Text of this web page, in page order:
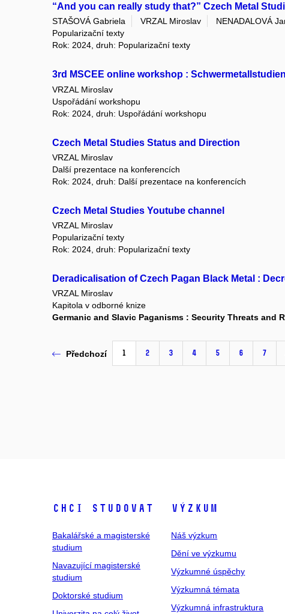
“And you can really study that?” Czech Metal
STAŠOVÁ Gabriela VRZAL Miroslav NENADALOVÁ
Popularizační texty
Rok: 2024, druh: Popularizační texty
3rd MSCEE online workshop :
VRZAL Miroslav
Uspořádání workshopu
Rok: 2024, druh: Uspořádání workshopu
Czech Metal Studies Status and Direction
VRZAL Miroslav
Další prezentace na konferencích
Rok: 2024, druh: Další prezentace na konferencích
Czech Metal Studies Youtube channel
VRZAL Miroslav
Popularizační texty
Rok: 2024, druh: Popularizační texty
Deradicalisation of Czech Pagan Black Metal :
VRZAL Miroslav
Kapitola v odborné knize
Germanic and Slavic Paganisms : Security Threats and
Předchozí 1 2 3 4 5 6 7
Chci studovat
Bakalářské a magisterské
studium
Navazující magisterské
studium
Doktorské studium
Výzkum
Náš výzkum
Dění ve výzkumu
Výzkumné úspěchy
Výzkumná témata
Výzkumná infrastruktura